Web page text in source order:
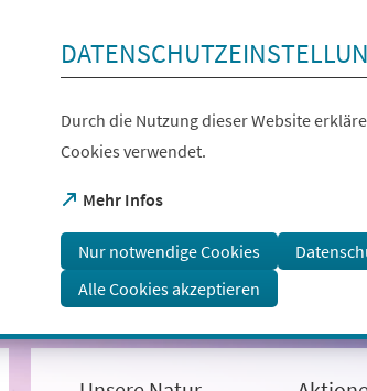
Durch die Nutzung dieser Website
Cookies verwendet.
Mehr Infos
(Öffnet
einem
neuen
Tab)
Nur notwendige Cookies
Alle Cookies akzeptieren